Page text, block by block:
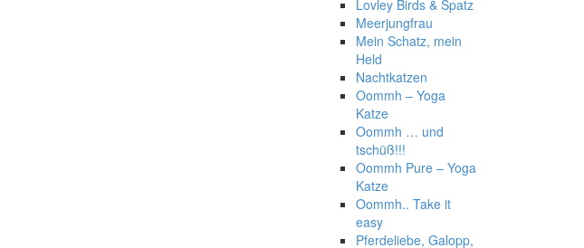
Lovley Birds & Spatz
Meerjungfrau
Mein Schatz, mein
Held
Nachtkatzen
Oommh – Yoga
Katze
Oommh … und
tschüß!!!
Oommh Pure – Yoga
Katze
Oommh.. Take it
easy
Pferdeliebe, Galopp,